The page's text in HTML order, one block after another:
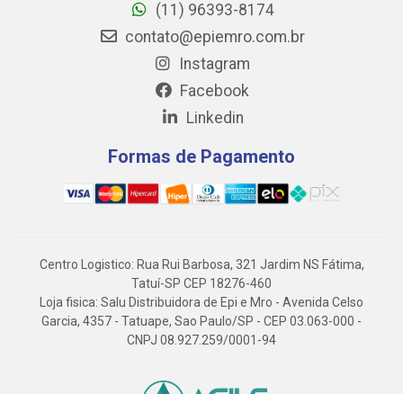
(11) 96393-8174
contato@epiemro.com.br
Instagram
Facebook
Linkedin
Formas de Pagamento
Centro Logistico: Rua Rui Barbosa, 321 Jardim NS Fátima,
Tatuí-SP CEP 18276-460
Loja fisica: Salu Distribuidora de Epi e Mro - Avenida Celso
Garcia, 4357 - Tatuape, Sao Paulo/SP - CEP 03.063-000 -
CNPJ 08.927.259/0001-94